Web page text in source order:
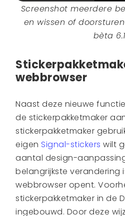
Screenshot meerdere
en wissen of
bèta
webbrowser
Naast deze nieuwe
de stickerpakketmaker
stickerpakketmaker
eigen Signal-stickers wilt
aantal design-
belangrijkste verandering
webbrowser opent.
stickerpakketmaker in de
ingebouwd. Door deze